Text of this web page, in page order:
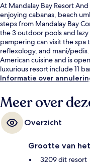
At Mandalay Bay Resort
enjoying cabanas, beach
steps from Mandalay Bay
the 3 outdoor pools and
pampering can visit the spa
reflexology, and mani/pedis.
American cuisine and is
luxurious resort include 11
Fellow travelers love the
Informatie over
Meer over
Overzicht
Grootte van
3209 dit resort